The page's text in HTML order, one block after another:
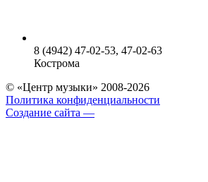
8 (4942) 47-02-53, 47-02-63
Кострома
© «Центр музыки» 2008-2026
Политика конфиденциальности
Создание сайта —